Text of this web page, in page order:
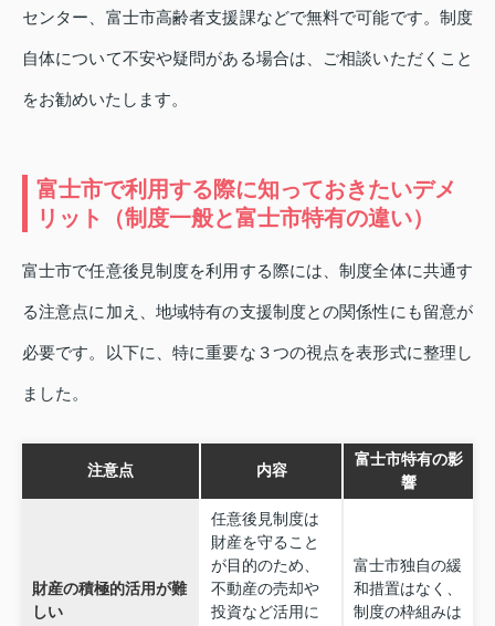
センター、富士市高齢者支援課などで無料で可能です。制度
自体について不安や疑問がある場合は、ご相談いただくこと
をお勧めいたします。
富士市で利用する際に知っておきたいデメ
リット（制度一般と富士市特有の違い）
富士市で任意後見制度を利用する際には、制度全体に共通す
る注意点に加え、地域特有の支援制度との関係性にも留意が
必要です。以下に、特に重要な３つの視点を表形式に整理し
ました。
注意点 内容
富士市特有の影
響
財産の積極的活用が難
しい
任意後見制度は
財産を守ること
が目的のため、
不動産の売却や
投資など活用に
富士市独自の緩
和措置はなく、
制度の枠組みは